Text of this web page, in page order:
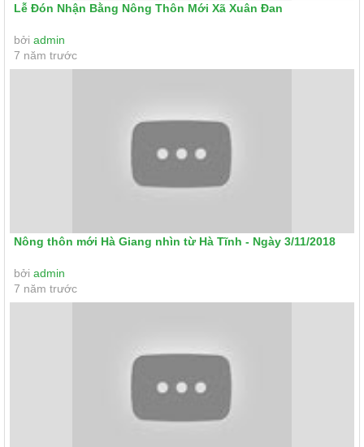
Lễ Đón Nhận Bằng Nông Thôn Mới Xã Xuân Đan
bởi admin
7 năm trước
Nông thôn mới Hà Giang nhìn từ Hà Tĩnh - Ngày 3/11/2018
bởi admin
7 năm trước